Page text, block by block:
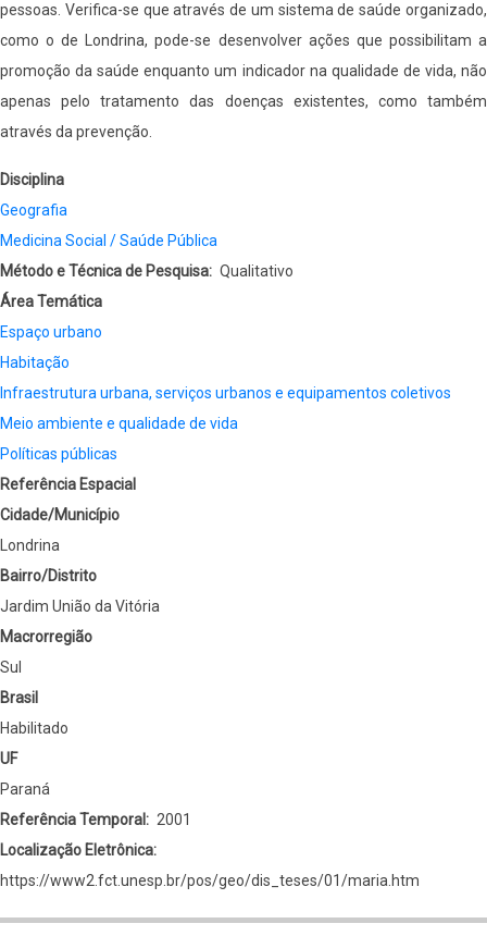
pessoas. Verifica-se que através de um sistema de saúde organizado,
como o de Londrina, pode-se desenvolver ações que possibilitam a
promoção da saúde enquanto um indicador na qualidade de vida, não
apenas pelo tratamento das doenças existentes, como também
através da prevenção.
Disciplina
Geografia
Medicina Social / Saúde Pública
Método e Técnica de Pesquisa
Qualitativo
Área Temática
Espaço urbano
Habitação
Infraestrutura urbana, serviços urbanos e equipamentos coletivos
Meio ambiente e qualidade de vida
Políticas públicas
Referência Espacial
Cidade/Município
Londrina
Bairro/Distrito
Jardim União da Vitória
Macrorregião
Sul
Brasil
Habilitado
UF
Paraná
Referência Temporal
2001
Localização Eletrônica
https://www2.fct.unesp.br/pos/geo/dis_teses/01/maria.htm